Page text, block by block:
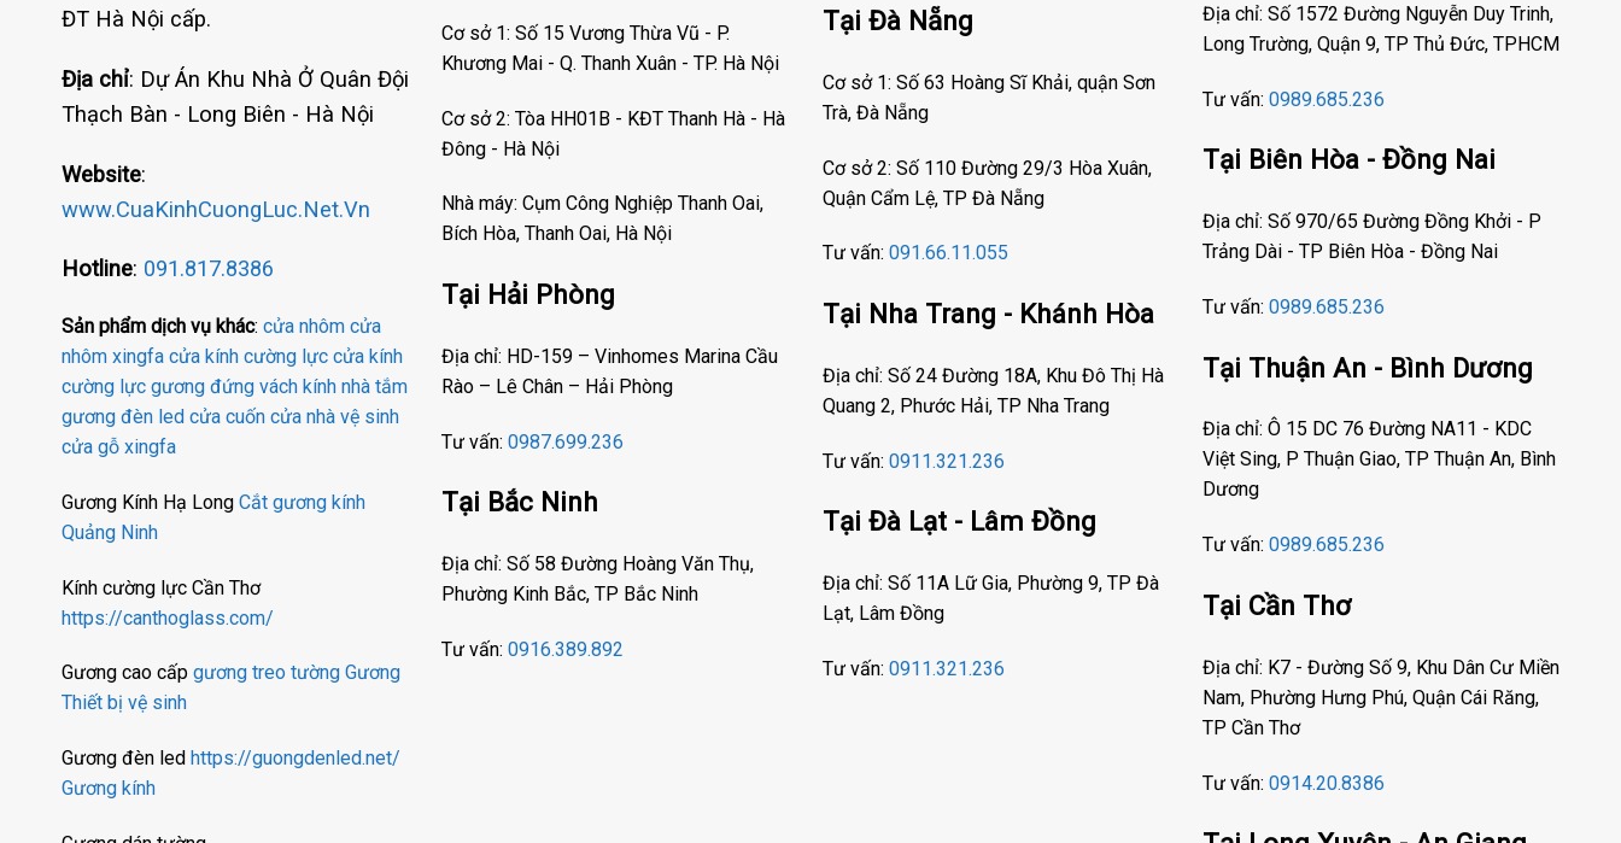
ĐT Hà Nội cấp.
Địa chỉ: Dự Án Khu Nhà Ở Quân Đội
Thạch Bàn - Long Biên - Hà Nội
Website:
www.CuaKinhCuongLuc.Net.Vn
Hotline: 091.817.8386
Sản phẩm dịch vụ khác: cửa nhôm cửa
nhôm xingfa cửa kính cường lực cửa kính
cường lực gương đứng vách kính nhà tắm
gương đèn led cửa cuốn cửa nhà vệ sinh
cửa gỗ xingfa
Gương Kính Hạ Long Cắt gương kính
Quảng Ninh
Kính cường lực Cần Thơ
https://canthoglass.com/
Gương cao cấp gương treo tường Gương
Thiết bị vệ sinh
Gương đèn led https://guongdenled.net/
Gương kính
Cơ sở 1: Số 15 Vương Thừa Vũ - P.
Khương Mai - Q. Thanh Xuân - TP. Hà Nội
Cơ sở 2: Tòa HH01B - KĐT Thanh Hà - Hà
Đông - Hà Nội
Nhà máy: Cụm Công Nghiệp Thanh Oai,
Bích Hòa, Thanh Oai, Hà Nội
Tại Hải Phòng
Địa chỉ: HD-159 – Vinhomes Marina Cầu
Rào – Lê Chân – Hải Phòng
Tư vấn:0987.699.236
Tại Bắc Ninh
Địa chỉ: Số 58 Đường Hoàng Văn Thụ,
Phường Kinh Bắc, TP Bắc Ninh
Tư vấn:0916.389.892
Tại Đà Nẵng
Cơ sở 1: Số 63 Hoàng Sĩ Khải, quận Sơn
Trà, Đà Nẵng
Cơ sở 2: Số 110 Đường 29/3 Hòa Xuân,
Quận Cẩm Lệ, TP Đà Nẵng
Tư vấn: 091.66.11.055
Tại Nha Trang - Khánh Hòa
Địa chỉ: Số 24 Đường 18A, Khu Đô Thị Hà
Quang 2, Phước Hải, TP Nha Trang
Tư vấn: 0911.321.236
Tại Đà Lạt - Lâm Đồng
Địa chỉ: Số 11A Lữ Gia, Phường 9, TP Đà
Lạt, Lâm Đồng
Tư vấn: 0911.321.236
Địa chỉ: Số 1572 Đường Nguyễn Duy Trinh,
Long Trường, Quận 9, TP Thủ Đức, TPHCM
Tư vấn:0989.685.236
Tại Biên Hòa - Đồng Nai
Địa chỉ: Số 970/65 Đường Đồng Khởi - P
Trảng Dài - TP Biên Hòa - Đồng Nai
Tư vấn:0989.685.236
Tại Thuận An - Bình Dương
Địa chỉ: Ô 15 DC 76 Đường NA11 - KDC
Việt Sing, P Thuận Giao, TP Thuận An, Bình
Dương
Tư vấn:0989.685.236
Tại Cần Thơ
Địa chỉ: K7 - Đường Số 9, Khu Dân Cư Miền
Nam, Phường Hưng Phú, Quận Cái Răng,
TP Cần Thơ
Tư vấn:0914.20.8386